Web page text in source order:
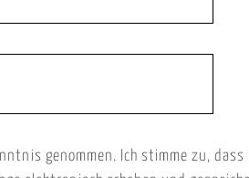
genommen. Ich stimme zu, dass